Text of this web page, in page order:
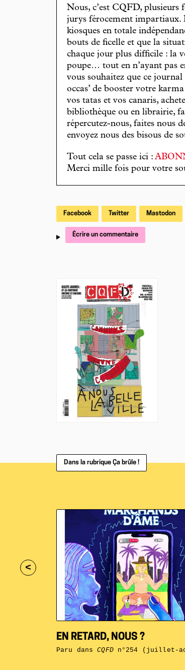
Nous, c’est CQFD, plusieurs
jurys férocement impartiaux.
kiosques en totale
bouts de ficelle et que la
chaque jour plus difficile : la
poupe… tout en n’ayant pas
vous souhaitez que ce
occas’ de booster votre
vos tatas et vos canaris,
bibliothèque ou en librairie,
répercutez-nous, faites nous
envoyez nous des bisous de
Tout cela se passe ici :
Merci mille fois pour votre
Facebook Twitter Mastodon
Écrire un commentaire
<
Dans la rubrique Ça brûle !
EN RETARD, NOUS ?
Paru dansCQFDn°254 (juillet-